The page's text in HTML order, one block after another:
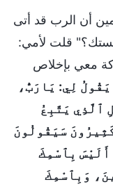
أن الرب قد أتى
قلت لأمي:
معي بإخلاص
لِي: يَارَبُّ،
ٱلَّذِي يَتَّبِعُ
سَيَقُولُونَ
أَلَيْسَ بِٱسْمِكَ
وَبِٱسْمِكَ